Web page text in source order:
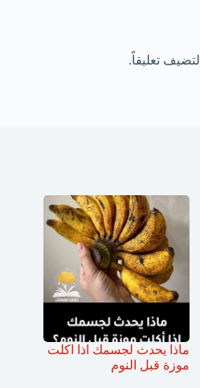
لتضيف تعليقاً.
ماذا يحدث لجسمك اذا اكلت
موزة قبل النوم